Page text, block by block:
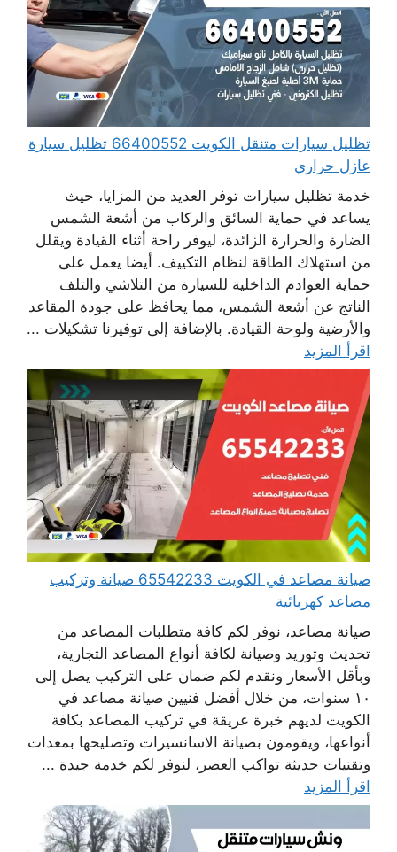
تظليل سيارات متنقل الكويت 66400552 تظليل سيارة
عازل حراري
خدمة تظليل سيارات توفر العديد من المزايا، حيث
يساعد في حماية السائق والركاب من أشعة الشمس
الضارة والحرارة الزائدة، ليوفر راحة أثناء القيادة ويقلل
من استهلاك الطاقة لنظام التكييف. أيضا يعمل على
حماية العوادم الداخلية للسيارة من التلاشي والتلف
الناتج عن أشعة الشمس، مما يحافظ على جودة المقاعد
والأرضية ولوحة القيادة. بالإضافة إلى توفيرنا تشكيلات ...
اقرأ المزيد
صيانة مصاعد في الكويت 65542233 صيانة وتركيب
مصاعد كهربائية
صيانة مصاعد، نوفر لكم كافة متطلبات المصاعد من
تحديث وتوريد وصيانة لكافة أنواع المصاعد التجارية،
وبأقل الأسعار ونقدم لكم ضمان على التركيب يصل إلى
١٠ سنوات، من خلال أفضل فنيين صيانة مصاعد في
الكويت لديهم خبرة عريقة في تركيب المصاعد بكافة
أنواعها، ويقومون بصيانة الاسانسيرات وتصليحها بمعدات
وتقنيات حديثة تواكب العصر، لنوفر لكم خدمة جيدة ...
اقرأ المزيد